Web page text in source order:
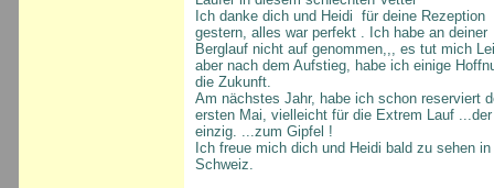
Ich danke dich und Heidi für deine Rezeption
gestern, alles war perfekt . Ich habe an deiner
Berglauf nicht auf genommen,,, es tut mich
aber nach dem Aufstieg, habe ich einige
die Zukunft.
Am nächstes Jahr, habe ich schon reserviert
ersten Mai, vielleicht für die Extrem Lauf
einzig. ...zum Gipfel !
Ich freue mich dich und Heidi bald zu sehen in
Schweiz.